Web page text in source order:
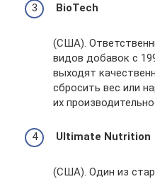
BioTech
(США).
видов добавок с
выходят
сбросить вес или
их
Ultimate Nutrition
(США). Один из